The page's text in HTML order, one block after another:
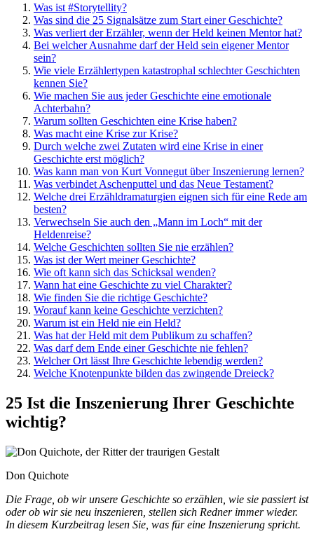
Was ist #Storytellity?
Was sind die 25 Signalsätze zum Start einer Geschichte?
Was verliert der Erzähler, wenn der Held keinen Mentor hat?
Bei welcher Ausnahme darf der Held sein eigener Mentor
sein?
Wie viele Erzählertypen katastrophal schlechter Geschichten
kennen Sie?
Wie machen Sie aus jeder Geschichte eine emotionale
Achterbahn?
Warum sollten Geschichten eine Krise haben?
Was macht eine Krise zur Krise?
Durch welche zwei Zutaten wird eine Krise in einer
Geschichte erst möglich?
Was kann man von Kurt Vonnegut über Inszenierung lernen?
Was verbindet Aschenputtel und das Neue Testament?
Welche drei Erzähldramaturgien eignen sich für eine Rede am
besten?
Verwechseln Sie auch den „Mann im Loch“ mit der
Heldenreise?
Welche Geschichten sollten Sie nie erzählen?
Was ist der Wert meiner Geschichte?
Wie oft kann sich das Schicksal wenden?
Wann hat eine Geschichte zu viel Charakter?
Wie finden Sie die richtige Geschichte?
Worauf kann keine Geschichte verzichten?
Warum ist ein Held nie ein Held?
Was hat der Held mit dem Publikum zu schaffen?
Was darf dem Ende einer Geschichte nie fehlen?
Welcher Ort lässt Ihre Geschichte lebendig werden?
Welche Knotenpunkte bilden das zwingende Dreieck?
25 Ist die Inszenierung Ihrer Geschichte
wichtig?
Don Quichote
Die Frage, ob wir unsere Geschichte so erzählen, wie sie passiert ist
oder ob wir sie neu inszenieren, stellen sich Redner immer wieder.
In diesem Kurzbeitrag lesen Sie, was für eine Inszenierung spricht.